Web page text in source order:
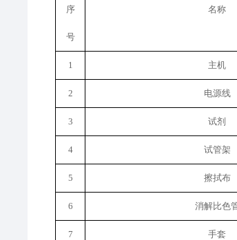
序
号
名称
1 主机
2 电源线
3 试剂
4 试管架
5 擦拭布
6 消解比色
7 手套